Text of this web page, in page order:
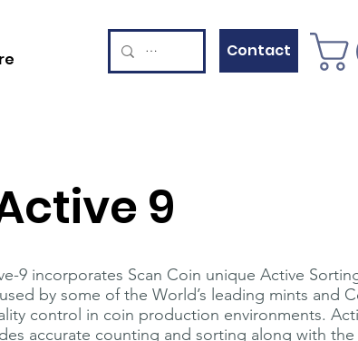
Contact
9 incorporates Scan Coin unique Active
by some of the World’s leading mints and
control in coin production environments.
accurate counting and sorting along with the
9